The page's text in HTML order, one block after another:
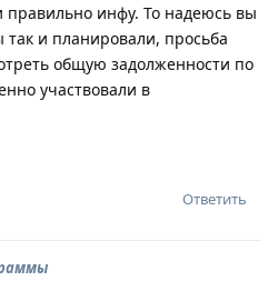
правильно инфу. То надеюсь вы
и планировали, просьба
общую задолженности по
участвовали в
Ответить